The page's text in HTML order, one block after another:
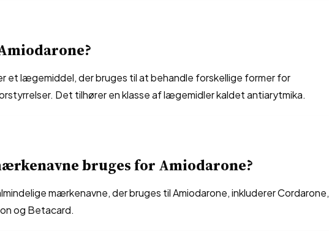
et lægemiddel, der bruges til at behandle forskellige former for
Det tilhører en klasse af lægemidler kaldet antiarytmika.
bruges for Amiodarone?
mærkenavne, der bruges til Amiodarone, inkluderer Cordarone,
og Betacard.